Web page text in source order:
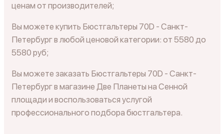
ценам от производителей;
Вы можете купить Бюстгальтеры 70D - Санкт-
Петербург в любой ценовой категории: от 5580 до
5580 руб;
Вы можете заказать Бюстгальтеры 70D - Санкт-
Петербург в магазине Две Планеты на Сенной
площади и воспользоваться услугой
профессионального подбора бюстгальтера.